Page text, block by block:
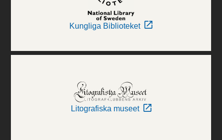
Kungliga Biblioteket
Litografiska museet